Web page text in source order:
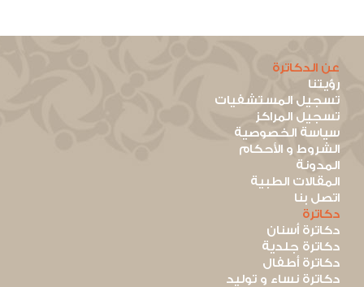
عن الدكاترة
رؤيتنا
تسجيل المستشفيات
تسجيل المراكز
سياسة الخصوصية
الشروط و الأحكام
المدونة
المقالات الطبية
اتصل بنا
دكاترة
دكاترة أسنان
دكاترة جلدية
دكاترة أطفال
دكاترة نساء و توليد